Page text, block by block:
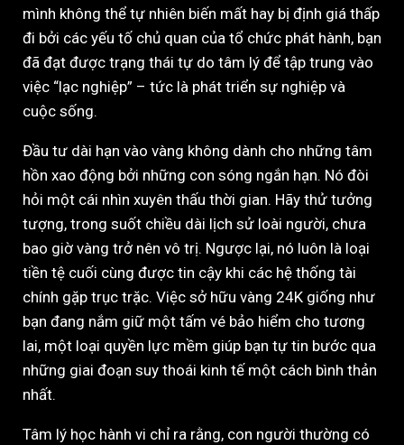
mình không thể tự nhiên biến mất hay bị định giá thấp
đi bởi các yếu tố chủ quan của tổ chức phát hành, bạn
đã đạt được trạng thái tự do tâm lý để tập trung vào
việc “lạc nghiệp” – tức là phát triển sự nghiệp và
cuộc sống.
Đầu tư dài hạn vào vàng không dành cho những tâm
hồn xao động bởi những con sóng ngắn hạn. Nó đòi
hỏi một cái nhìn xuyên thấu thời gian. Hãy thử tưởng
tượng, trong suốt chiều dài lịch sử loài người, chưa
bao giờ vàng trở nên vô trị. Ngược lại, nó luôn là loại
tiền tệ cuối cùng được tin cậy khi các hệ thống tài
chính gặp trục trặc. Việc sở hữu vàng 24K giống như
bạn đang nắm giữ một tấm vé bảo hiểm cho tương
lai, một loại quyền lực mềm giúp bạn tự tin bước qua
những giai đoạn suy thoái kinh tế một cách bình thản
nhất.
Tâm lý học hành vi chỉ ra rằng, con người thường có